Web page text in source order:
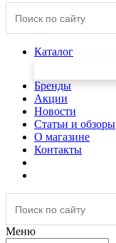
Каталог
Бренды
Акции
Новости
Статьи и обзоры
О магазине
Контакты
Меню